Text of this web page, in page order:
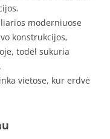
moderniuose
konstrukcijos,
todėl sukuria
vietose, kur erdvė